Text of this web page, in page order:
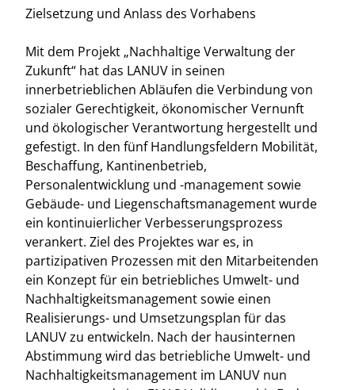
Zielsetzung und Anlass des Vorhabens
Mit dem Projekt „Nachhaltige Verwaltung der
Zukunft“ hat das LANUV in seinen
innerbetrieblichen Abläufen die Verbindung von
sozialer Gerechtigkeit, ökonomischer Vernunft
und ökologischer Verantwortung hergestellt und
gefestigt. In den fünf Handlungsfeldern Mobilität,
Beschaffung, Kantinenbetrieb,
Personalentwicklung und -management sowie
Gebäude- und Liegenschaftsmanagement wurde
ein kontinuierlicher Verbesserungsprozess
verankert. Ziel des Projektes war es, in
partizipativen Prozessen mit den Mitarbeitenden
ein Konzept für ein betriebliches Umwelt- und
Nachhaltigkeitsmanagement sowie einen
Realisierungs- und Umsetzungsplan für das
LANUV zu entwickeln. Nach der hausinternen
Abstimmung wird das betriebliche Umwelt- und
Nachhaltigkeitsmanagement im LANUV nun